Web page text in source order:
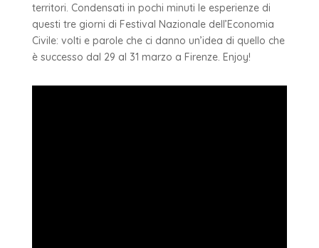
territori. Condensati in pochi minuti le esperienze di
questi tre giorni di Festival Nazionale dell’Economia
Civile: volti e parole che ci danno un’idea di quello che
è successo dal 29 al 31 marzo a Firenze. Enjoy!